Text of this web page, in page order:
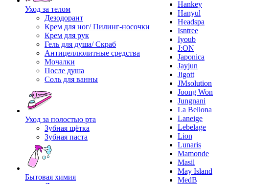
Уход за телом
Дезодорант
Крем для ног/ Пилинг-носочки
Крем для рук
Гель для душа/ Скраб
Антицеллюлитные средства
Мочалки
После душа
Соль для ванны
Уход за полостью рта
Зубная щётка
Зубная паста
Бытовая химия
Hankey
Hanyul
Headspa
Isntree
Iyoub
J:ON
Japonica
Jayjun
Jigott
JMsolution
Joong Won
Jungnani
La Bellona
Laneige
Lebelage
Lion
Lunaris
Mamonde
Masil
May Island
MedB